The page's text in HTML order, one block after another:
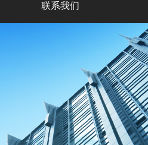
联系我们